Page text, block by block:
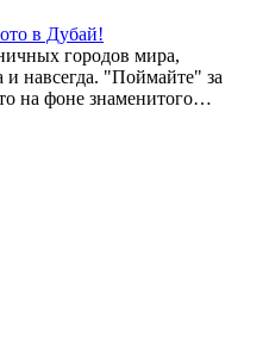
в Дубай!
городов мира,
навсегда. "Поймайте" за
на фоне знаменитого…